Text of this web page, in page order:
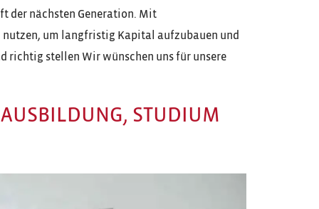
der nächsten Generation. Mit
um langfristig Kapital aufzubauen und
richtig stellen Wir wünschen uns für unsere
STUDIUM